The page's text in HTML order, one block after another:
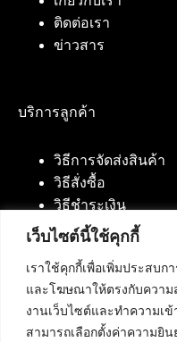
เว็บไซต์นี้ใช้คุกกี้
เราใช้คุกกี้เพื่อเพิ่มประสบ
และโฆษณาให้ตรงกับความ
งานเว็บไซต์และทำความเ
สามารถเลือกตั้งค่าความยิ
ติดต่อเรา
ข่าวสาร
บริการลูกค้า
วิธีการจัดส่งสินค้า
วิธีสั่งซื้อ
วิธีชำระเงิน
ติดต่อเรา
บริษัท เน็ทฟิวชั่น คอมมิว